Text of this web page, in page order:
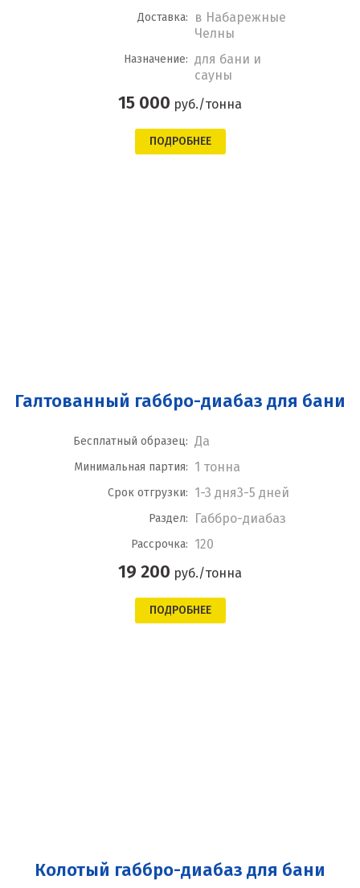
Доставка:
в Набарежные
Челны
Назначение: для бани и
сауны
15 000 руб./тонна
ПОДРОБНЕЕ
Галтованный габбро-диабаз для бани
Бесплатный образец: Да
Минимальная партия: 1 тонна
Срок отгрузки: 1-3 дня3-5 дней
Раздел: Габбро-диабаз
Рассрочка: 120
19 200 руб./тонна
ПОДРОБНЕЕ
Колотый габбро-диабаз для бани